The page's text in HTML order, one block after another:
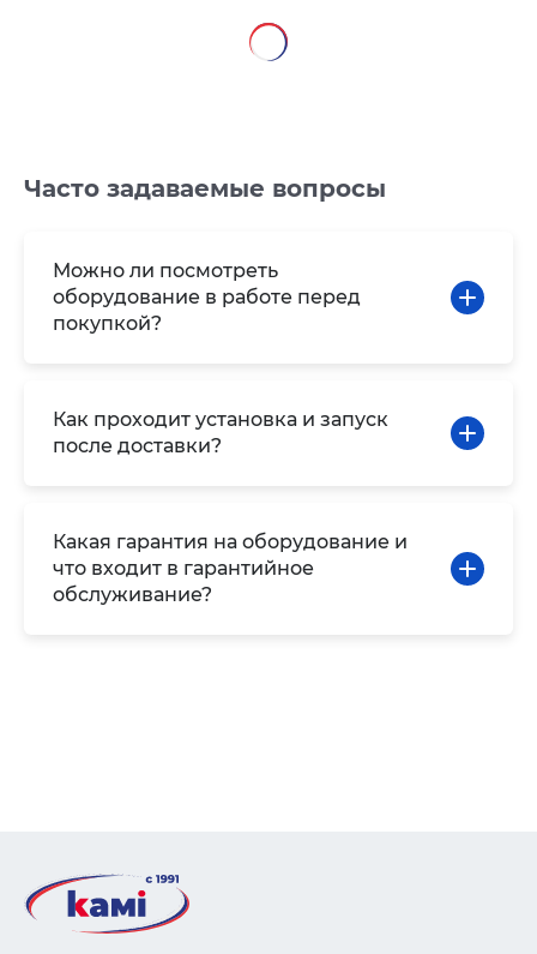
Часто задаваемые вопросы
Можно ли посмотреть
оборудование в работе перед
покупкой?
Как проходит установка и запуск
после доставки?
Какая гарантия на оборудование и
что входит в гарантийное
обслуживание?